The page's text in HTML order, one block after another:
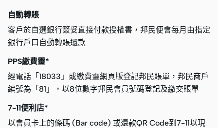
自動轉賬
客戶於自選銀行簽妥直接付款授權書，邦民便會每月由指定
銀行戶口自動轉賬還款
PPS繳費靈*
經電話「18033」或繳費靈網頁版登記邦民賬單，邦民商戶
編號為「81」，以8位數字邦民會員號碼登記及繳交賬單
7-11便利店*
以會員卡上的條碼 (Bar code) 或還款QR Code到7-11以現